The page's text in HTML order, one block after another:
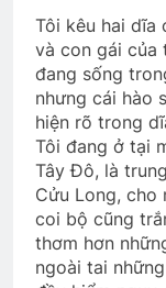
Tôi kêu hai dĩa
và con gái của
đang sống
nhưng cái hào
hiện rõ trong
Tôi đang ở tại
Tây Đô, là
Cửu Long, cho
coi bộ cũng
thơm hơn
ngoài tai